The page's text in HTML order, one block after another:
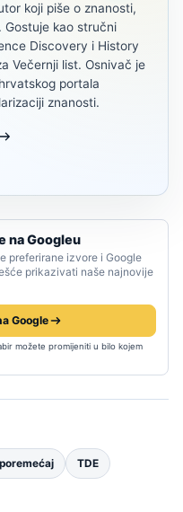
koji piše o znanosti,
Gostuje kao stručni
Discovery i History
Večernji list. Osnivač je
portala
znanosti.
na Googleu
preferirane izvore i Google
prikazivati naše najnovije
Google
možete promijeniti u bilo kojem
TDE